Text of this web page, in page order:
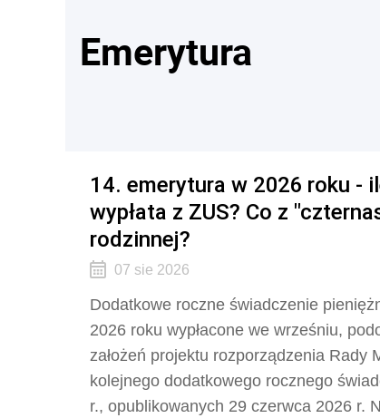
Emerytura
14. emerytura w 2026 roku -
wypłata z ZUS? Co z
rodzinnej?
07 sie 2026
Dodatkowe roczne świadczenie
2026 roku wypłacone we wrześniu,
założeń projektu rozporządzenia Rady
kolejnego dodatkowego rocznego
r., opublikowanych 29 czerwca 2026 r.